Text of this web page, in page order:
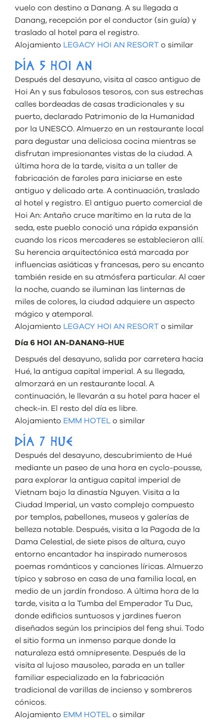
vuelo con destino a Danang. A su llegada a
Danang, recepción por el conductor (sin guía) y
traslado al hotel para el registro.
Alojamiento LEGACY HOI AN RESORT o similar
DÍA 5 HOI AN
Después del desayuno, visita al casco antiguo de
Hoi An y sus fabulosos tesoros, con sus estrechas
calles bordeadas de casas tradicionales y su
puerto, declarado Patrimonio de la Humanidad
por la UNESCO. Almuerzo en un restaurante local
para degustar una deliciosa cocina mientras se
disfrutan impresionantes vistas de la ciudad. A
última hora de la tarde, visita a un taller de
fabricación de faroles para iniciarse en este
antiguo y delicado arte. A continuación, traslado
al hotel y registro. El antiguo puerto comercial de
Hoi An: Antaño cruce marítimo en la ruta de la
seda, este pueblo conoció una rápida expansión
cuando los ricos mercaderes se establecieron allí.
Su herencia arquitectónica está marcada por
influencias asiáticas y francesas, pero su encanto
también reside en su atmósfera particular. Al caer
la noche, cuando se iluminan las linternas de
miles de colores, la ciudad adquiere un aspecto
mágico y atemporal.
Alojamiento LEGACY HOI AN RESORT o similar
Día 6 HOI AN-DANANG-HUE
Después del desayuno, salida por carretera hacia
Hué, la antigua capital imperial. A su llegada,
almorzará en un restaurante local. A
continuación, le llevarán a su hotel para hacer el
check-in. El resto del día es libre.
Alojamiento EMM HOTEL o similar
DÍA 7 HUE
Después del desayuno, descubrimiento de Hué
mediante un paseo de una hora en cyclo-pousse,
para explorar la antigua capital imperial de
Vietnam bajo la dinastía Nguyen. Visita a la
Ciudad Imperial, un vasto complejo compuesto
por templos, pabellones, museos y galerías de
belleza notable. Después, visita a la Pagoda de la
Dama Celestial, de siete pisos de altura, cuyo
entorno encantador ha inspirado numerosos
poemas románticos y canciones líricas. Almuerzo
típico y sabroso en casa de una familia local, en
medio de un jardín frondoso. A última hora de la
tarde, visita a la Tumba del Emperador Tu Duc,
donde edificios suntuosos y jardines fueron
diseñados según los principios del feng shui. Todo
el sitio forma un inmenso parque donde la
naturaleza está omnipresente. Después de la
visita al lujoso mausoleo, parada en un taller
familiar especializado en la fabricación
tradicional de varillas de incienso y sombreros
cónicos.
Alojamiento EMM HOTEL o similar